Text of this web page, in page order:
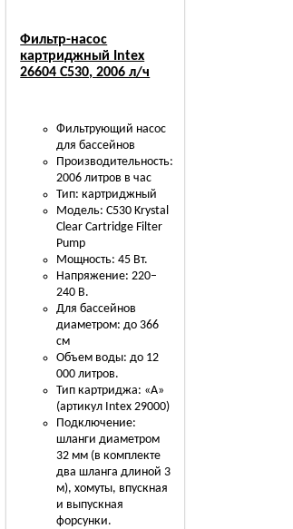
Фильтр-насос
картриджный Intex
26604 C530, 2006 л/ч
Фильтрующий насос
для бассейнов
Производительность:
2006 литров в час
Тип: картриджный
Модель: C530 Krystal
Clear Cartridge Filter
Pump
Мощность: 45 Вт.
Напряжение: 220–
240 В.
Для бассейнов
диаметром: до 366
см
Объем воды: до 12
000 литров.
Тип картриджа: «А»
(артикул Intex 29000)
Подключение:
шланги диаметром
32 мм (в комплекте
два шланга длиной 3
м), хомуты, впускная
и выпускная
форсунки.